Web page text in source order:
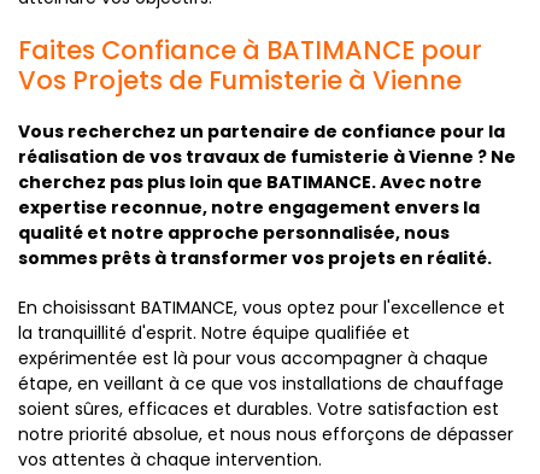
Faites Confiance à BATIMANCE pour
Vos Projets de Fumisterie à Vienne
Vous recherchez un partenaire de confiance pour la
réalisation de vos travaux de fumisterie à Vienne ? Ne
cherchez pas plus loin que BATIMANCE. Avec notre
expertise reconnue, notre engagement envers la
qualité et notre approche personnalisée, nous
sommes prêts à transformer vos projets en réalité.
En choisissant BATIMANCE, vous optez pour l'excellence et
la tranquillité d'esprit. Notre équipe qualifiée et
expérimentée est là pour vous accompagner à chaque
étape, en veillant à ce que vos installations de chauffage
soient sûres, efficaces et durables. Votre satisfaction est
notre priorité absolue, et nous nous efforçons de dépasser
vos attentes à chaque intervention.